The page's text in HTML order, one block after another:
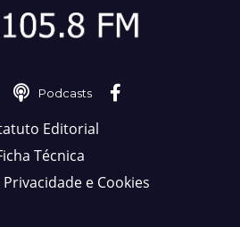
Podcasts
Editorial
Técnica
e Cookies